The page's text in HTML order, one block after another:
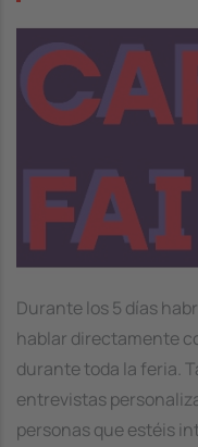
Image
Durante los 5 días
hablar directamente
durante toda la feria.
entrevistas
personas que estéis